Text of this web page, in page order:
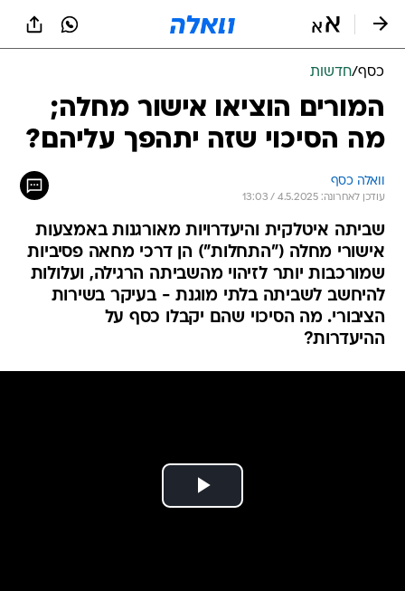
כסף/חדשות
המורים הוציאו אישור מחלה;
מה הסיכוי שזה יתהפך עליהם?
וואלה כסף
עודכן לאחרונה: 4.5.2025 / 13:03
שביתה איטלקית והיעדרויות מאורגנות באמצעות
אישורי מחלה ("התחלות") הן דרכי מחאה פסיביות
שמורכבות יותר לזיהוי מהשביתה הרגילה, ועלולות
להיחשב לשביתה בלתי מוגנת - בעיקר בשירות
הציבורי. מה הסיכוי שהם יקבלו כסף על
ההיעדרות?